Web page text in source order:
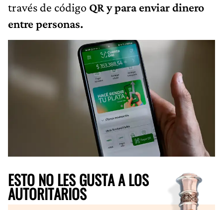
través de código QR y para enviar dinero
entre personas.
ESTO NO LES GUSTA A LOS
AUTORITARIOS